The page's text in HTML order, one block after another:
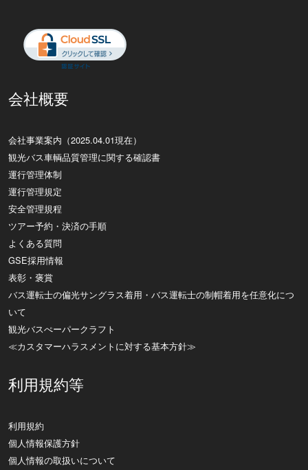
会社概要
会社事業案内（2025.04.01現在）
観光バス車輌品質管理に関する確認書
運行管理体制
運行管理規定
安全管理規程
ツアー予約・決済の手順
よくある質問
GSE採用情報
表彰・褒賞
バス運転士の偏光サングラス着用・バス運転士の制帽着用を任意化につ
いて
観光バスぺーパークラフト
≪カスタマーハラスメントに対する基本方針≫
利用規約等
利用規約
個人情報保護方針
個人情報の取扱いについて